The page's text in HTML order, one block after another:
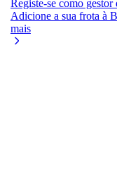
Registe-se como gestor
Adicione a sua frota à
mais